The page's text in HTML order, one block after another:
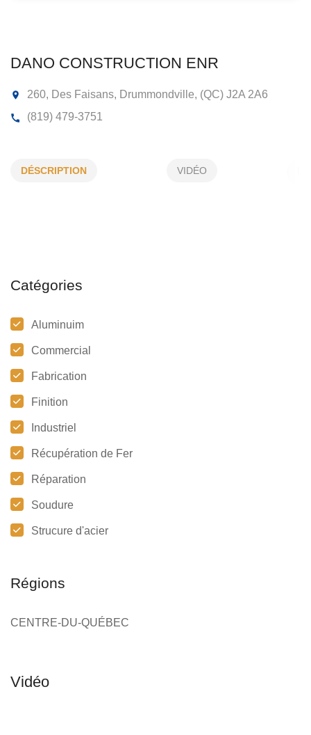
DANO CONSTRUCTION ENR
DÉSCRIPTION VIDÉO
Catégories
Aluminuim
Commercial
Fabrication
Finition
Industriel
Récupération de Fer
Réparation
Soudure
Strucure d'acier
Régions
CENTRE-DU-QUÉBEC